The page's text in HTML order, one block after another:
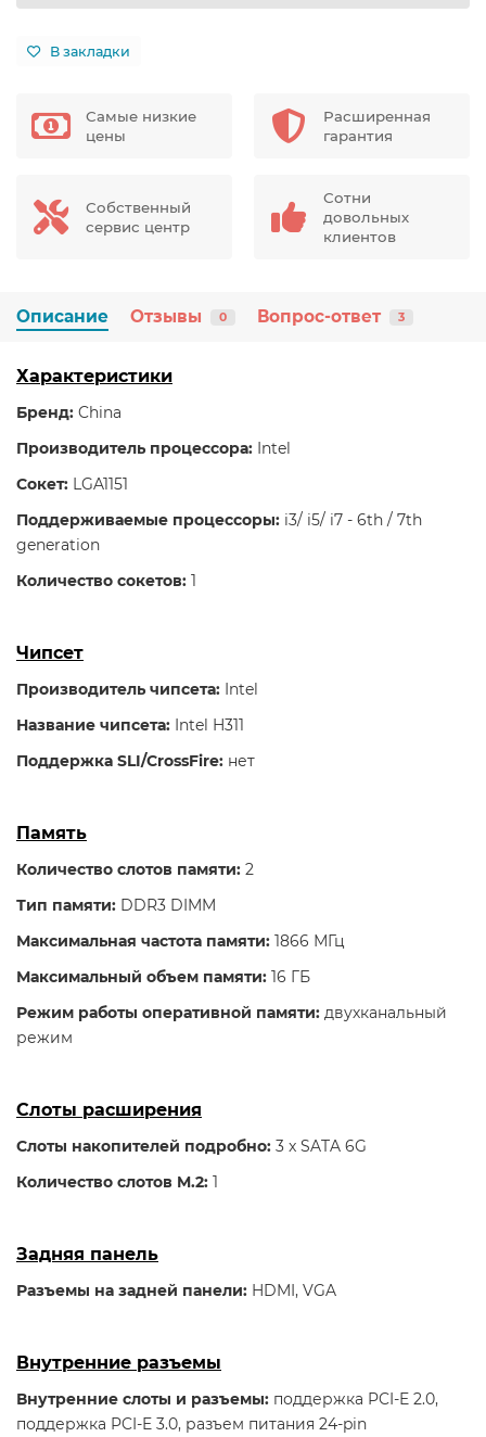
В закладки
Самые низкие
цены
Расширенная
гарантия
Собственный
сервис центр
Сотни
довольных
клиентов
Описание Отзывы 0 Вопрос-ответ 3
Характеристики
Бренд: China
Производитель процессора: Intel
Сокет: LGA1151
Поддерживаемые процессоры: i3/ i5/ i7 - 6th / 7th
generation
Количество сокетов: 1
Чипсет
Производитель чипсета: Intel
Название чипсета: Intel H311
Поддержка SLI/CrossFire: нет
Память
Количество слотов памяти: 2
Тип памяти: DDR3 DIMM
Максимальная частота памяти: 1866 МГц
Максимальный объем памяти: 16 ГБ
Режим работы оперативной памяти: двухканальный
режим
Слоты расширения
Слоты накопителей подробно: 3 x SATA 6G
Количество слотов M.2: 1
Задняя панель
Разъемы на задней панели: HDMI, VGA
Внутренние разъемы
Внутренние слоты и разъемы: поддержка PCI-E 2.0,
поддержка PCI-E 3.0, разъем питания 24-pin